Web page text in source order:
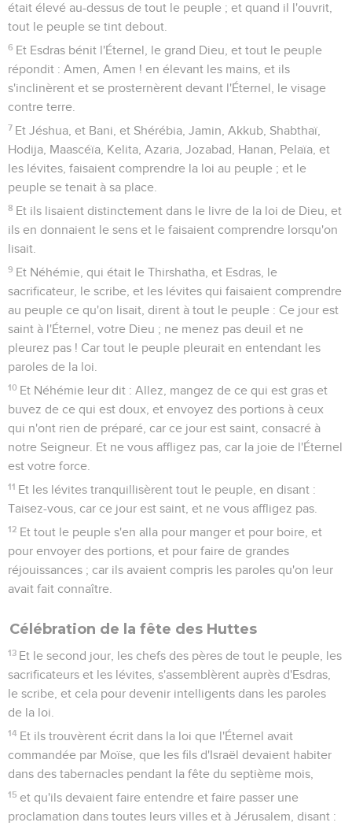
était élevé au-dessus de tout le peuple ; et quand il l'ouvrit,
tout le peuple se tint debout.
6 Et Esdras bénit l'Éternel, le grand Dieu, et tout le peuple
répondit : Amen, Amen ! en élevant les mains, et ils
s'inclinèrent et se prosternèrent devant l'Éternel, le visage
contre terre.
7 Et Jéshua, et Bani, et Shérébia, Jamin, Akkub, Shabthaï,
Hodija, Maascéïa, Kelita, Azaria, Jozabad, Hanan, Pelaïa, et
les lévites, faisaient comprendre la loi au peuple ; et le
peuple se tenait à sa place.
8 Et ils lisaient distinctement dans le livre de la loi de Dieu, et
ils en donnaient le sens et le faisaient comprendre lorsqu'on
lisait.
9 Et Néhémie, qui était le Thirshatha, et Esdras, le
sacrificateur, le scribe, et les lévites qui faisaient comprendre
au peuple ce qu'on lisait, dirent à tout le peuple : Ce jour est
saint à l'Éternel, votre Dieu ; ne menez pas deuil et ne
pleurez pas ! Car tout le peuple pleurait en entendant les
paroles de la loi.
10 Et Néhémie leur dit : Allez, mangez de ce qui est gras et
buvez de ce qui est doux, et envoyez des portions à ceux
qui n'ont rien de préparé, car ce jour est saint, consacré à
notre Seigneur. Et ne vous affligez pas, car la joie de l'Éternel
est votre force.
11 Et les lévites tranquillisèrent tout le peuple, en disant :
Taisez-vous, car ce jour est saint, et ne vous affligez pas.
12 Et tout le peuple s'en alla pour manger et pour boire, et
pour envoyer des portions, et pour faire de grandes
réjouissances ; car ils avaient compris les paroles qu'on leur
avait fait connaître.
Célébration de la fête des Huttes
13 Et le second jour, les chefs des pères de tout le peuple, les
sacrificateurs et les lévites, s'assemblèrent auprès d'Esdras,
le scribe, et cela pour devenir intelligents dans les paroles
de la loi.
14 Et ils trouvèrent écrit dans la loi que l'Éternel avait
commandée par Moïse, que les fils d'Israël devaient habiter
dans des tabernacles pendant la fête du septième mois,
15 et qu'ils devaient faire entendre et faire passer une
proclamation dans toutes leurs villes et à Jérusalem, disant :